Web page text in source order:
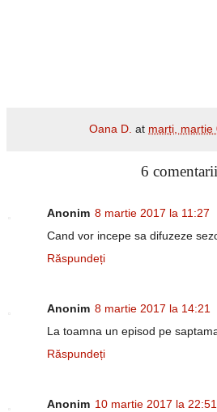
Oana D. at marți, martie
6
Anonim 8 martie 2017 la 11:27
Cand vor incepe sa difuzeze
Răspundeți
Anonim 8 martie 2017 la 14:21
La toamna un episod pe
Răspundeți
Anonim 10 martie 2017 la 22:51